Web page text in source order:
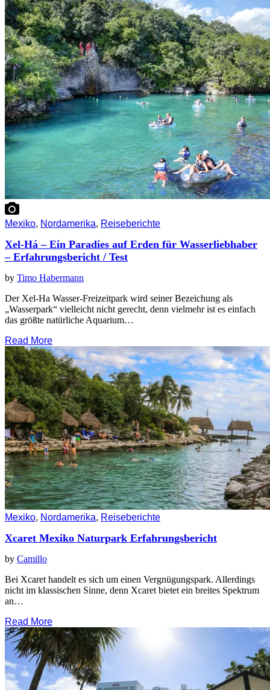
Mexiko, Nordamerika, Reiseberichte
Xel-Há – Ein Paradies auf Erden für Wasserliebhaber
– Erfahrungsbericht / Test
by Timo Habermann
Der Xel-Ha Wasser-Freizeitpark wird seiner Bezeichung als
„Wasserpark“ vielleicht nicht gerecht, denn vielmehr ist es einfach
das größte natürliche Aquarium…
Read More
Mexiko, Nordamerika, Reiseberichte
Xcaret Mexiko Naturpark Erfahrungsbericht
by Camillo
Bei Xcaret handelt es sich um einen Vergnügungspark. Allerdings
nicht im klassischen Sinne, denn Xcaret bietet ein breites Spektrum
an…
Read More